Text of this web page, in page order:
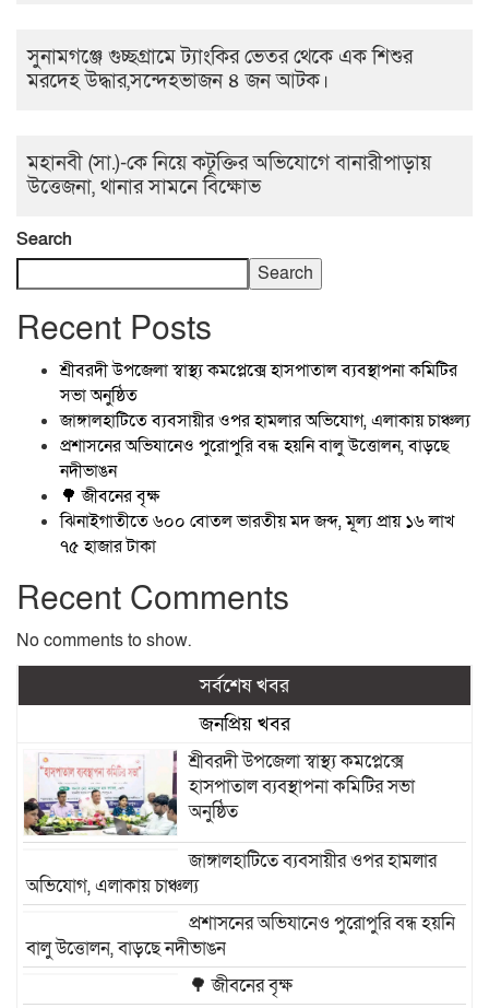
সুনামগঞ্জে গুচ্ছগ্রামে ট্যাংকির ভেতর থেকে এক শিশুর
মরদেহ উদ্ধার,সন্দেহভাজন ৪ জন আটক।
মহানবী (সা.)-কে নিয়ে কটূক্তির অভিযোগে বানারীপাড়ায়
উত্তেজনা, থানার সামনে বিক্ষোভ
Search
Search
Recent Posts
শ্রীবরদী উপজেলা স্বাস্থ্য কমপ্লেক্সে হাসপাতাল ব্যবস্থাপনা কমিটির
সভা অনুষ্ঠিত
জাঙ্গালহাটিতে ব্যবসায়ীর ওপর হামলার অভিযোগ, এলাকায় চাঞ্চল্য
প্রশাসনের অভিযানেও পুরোপুরি বন্ধ হয়নি বালু উত্তোলন, বাড়ছে
নদীভাঙন
🌳 জীবনের বৃক্ষ
ঝিনাইগাতীতে ৬০০ বোতল ভারতীয় মদ জব্দ, মূল্য প্রায় ১৬ লাখ
৭৫ হাজার টাকা
Recent Comments
No comments to show.
সর্বশেষ খবর
জনপ্রিয় খবর
শ্রীবরদী উপজেলা স্বাস্থ্য কমপ্লেক্সে
হাসপাতাল ব্যবস্থাপনা কমিটির সভা
অনুষ্ঠিত
জাঙ্গালহাটিতে ব্যবসায়ীর ওপর হামলার
অভিযোগ, এলাকায় চাঞ্চল্য
প্রশাসনের অভিযানেও পুরোপুরি বন্ধ হয়নি
বালু উত্তোলন, বাড়ছে নদীভাঙন
🌳 জীবনের বৃক্ষ